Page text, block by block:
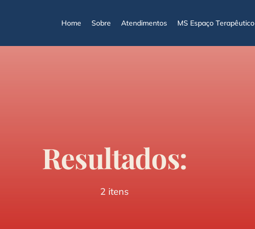
Home Sobre Atendimentos MS Espaço Terapêutico
Resultados:
2 itens